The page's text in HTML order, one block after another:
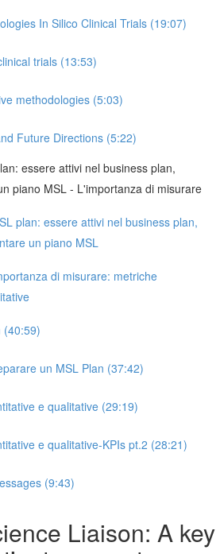
In Silico Clinical Trials (19:07)
trials (13:53)
methodologies (5:03)
Future Directions (5:22)
essere attivi nel business plan,
piano MSL - L'importanza di misurare
plan: essere attivi nel business plan,
un piano MSL
di misurare: metriche
(40:59)
un MSL Plan (37:42)
e qualitative (29:19)
e qualitative-KPIs pt.2 (28:21)
(9:43)
Liaison: A key